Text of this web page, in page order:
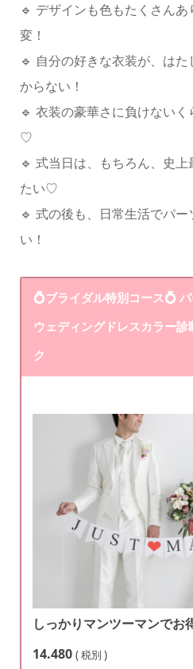
🔹 デザインも色もたくさん
変！
🔹 自分の好きな衣装が、は
からない！
🔹 衣装の豪華さに負けない
♡
🔹 式当日は、もちろん、史
たい♡
🔹 式の後も、日常生活でパ
い！
💍ブライダル特別コース💍
ウェディングドレスカラー
ク
しっかりマンツーマンでお
14.480 ( 税別 )